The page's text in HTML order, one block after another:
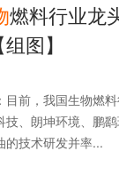
燃料行业龙
图】
目前，我国生物燃
技、朗坤环境、鹏
的技术研发并率...